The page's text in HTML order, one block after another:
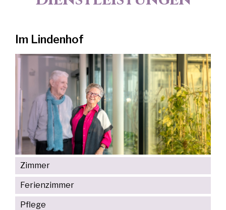
Im Lindenhof
Zimmer
Ferienzimmer
Pflege